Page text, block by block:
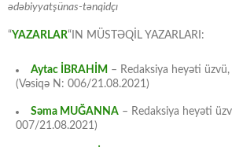
ədəbiyyatşünas-tənqidçı
“YAZARLAR“IN MÜSTƏQİL YAZARLARI:
Aytac İBRAHİM – Redaksiya heyəti
(Vəsiqə N: 006/21.08.2021)
Səma MUĞANNA – Redaksiya heyəti
007/21.08.2021)